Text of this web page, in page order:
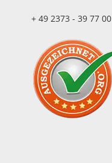
+ 49 2373 - 39 77 00